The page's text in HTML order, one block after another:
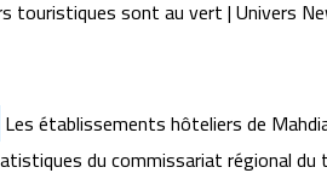
Les établissements hôteliers de
du commissariat régional du